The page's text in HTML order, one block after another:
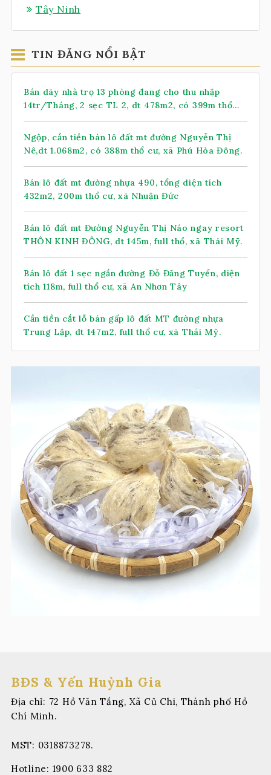
Tây Ninh
TIN ĐĂNG NỔI BẬT
Bán dãy nhà trọ 13 phòng đang cho thu nhập
14tr/Tháng, 2 sẹc TL 2, dt 478m2, có 399m thổ
cư, xã Nhuận Đức (mới)
Ngộp, cần tiền bán lô đất mt đường Nguyễn Thị
Nê,dt 1.068m2, có 388m thổ cư, xã Phú Hòa Đông.
Bán lô đất mt đường nhựa 490, tổng diện tích
432m2, 200m thổ cư, xã Nhuận Đức
Bán lô đất mt Đường Nguyễn Thị Náo ngay resort
THÔN KINH ĐÔNG, dt 145m, full thổ, xã Thái Mỹ.
Bán lô đất 1 sẹc ngắn đường Đỗ Đăng Tuyển, diện
tích 118m, full thổ cư, xã An Nhơn Tây
Cần tiền cắt lỗ bán gấp lô đất MT đường nhựa
Trung Lập, dt 147m2, full thổ cư, xã Thái Mỹ.
BĐS & Yến Huỳnh Gia
Địa chỉ: 72 Hồ Văn Tắng, Xã Củ Chi, Thành phố Hồ
Chí Minh.
MST: 0318873278.
Hotline: 1900 633 882